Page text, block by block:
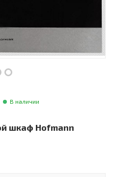
В наличии
шкаф Hofmann